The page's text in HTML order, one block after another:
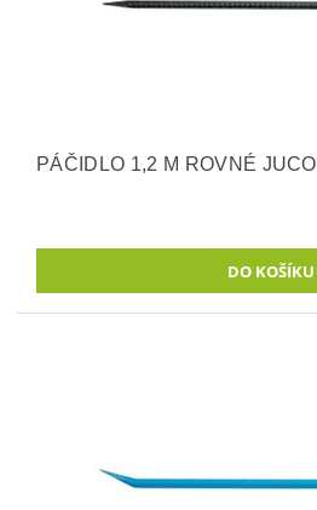
PÁČIDLO 1,2 M ROVNÉ JUCO